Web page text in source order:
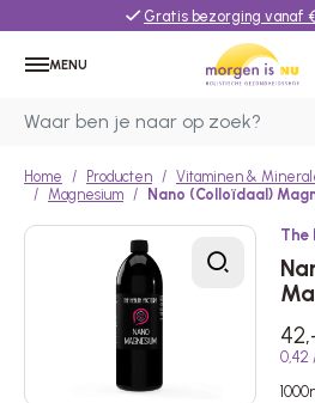
Gratis bezorging vanaf
MENU
Home Producten Vitaminen &
Magnesium
Nano (Colloïdaal)
The
0,42